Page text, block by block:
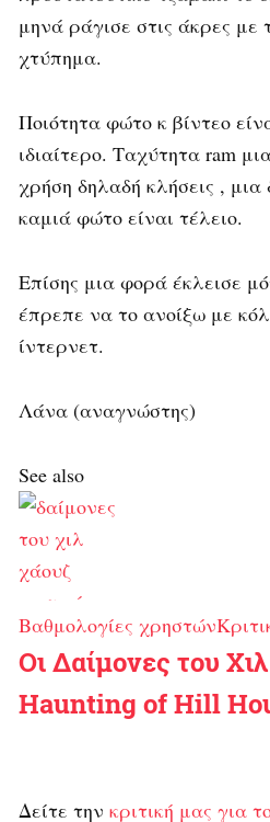
μηνά ράγισε στις άκρες
χτύπημα.
Ποιότητα φώτο κ βίντεο
ιδιαίτερο. Ταχύτητα ram
χρήση δηλαδή κλήσεις ,
καμιά φώτο είναι τέλειο.
Επίσης μια φορά έκλεισε
έπρεπε να το ανοίξω με
ίντερνετ.
Λάνα (αναγνώστης)
See also
Βαθμολογίες χρηστών
Οι Δαίμονες του
Haunting of Hill
Δείτε την κριτική μας για